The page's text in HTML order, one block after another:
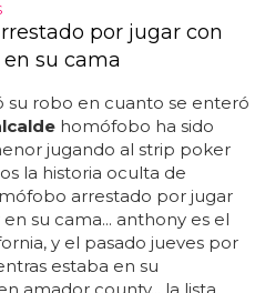
por jugar con
su cama
su robo en cuanto se enteró
homófobo ha sido
jugando al strip poker
la historia oculta de
arrestado por jugar
su cama... anthony es el
y el pasado jueves por
estaba en su